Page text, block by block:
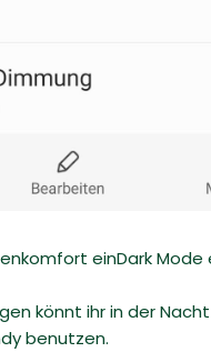
einDark Mode
könnt ihr in der
benutzen.